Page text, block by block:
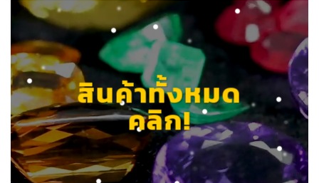
สินค้าทั้งหมด
คลิก!